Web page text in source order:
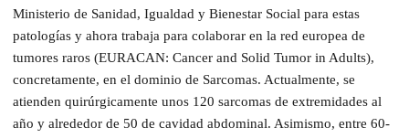
Ministerio de Sanidad, Igualdad y Bienestar Social para estas
patologías y ahora trabaja para colaborar en la red europea de
tumores raros (EURACAN: Cancer and Solid Tumor in Adults),
concretamente, en el dominio de Sarcomas. Actualmente, se
atienden quirúrgicamente unos 120 sarcomas de extremidades al
año y alrededor de 50 de cavidad abdominal. Asimismo, entre 60-